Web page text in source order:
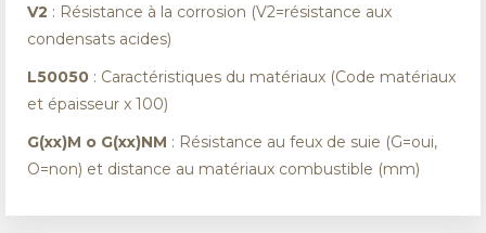
V2 : Résistance à la corrosion (V2=résistance aux
condensats acides)
L50050 : Caractéristiques du matériaux (Code matériaux
et épaisseur x 100)
G(xx)M o G(xx)NM : Résistance au feux de suie (G=oui,
O=non) et distance au matériaux combustible (mm)